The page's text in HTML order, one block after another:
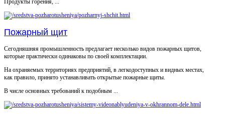
Продукты горения, ...
Пожарный щит
Сегодняшняя промышленность предлагает несколько видов пожарных щитов,
которые практически одинаковы по своей комплектации.
На охраняемых территориях предприятий, в легкодоступных и видных местах,
как правило, принято устанавливать открытые пожарные щиты.
В числе основных требований к подобным ...